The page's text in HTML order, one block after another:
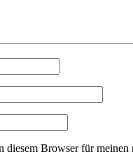
Browser für meinen